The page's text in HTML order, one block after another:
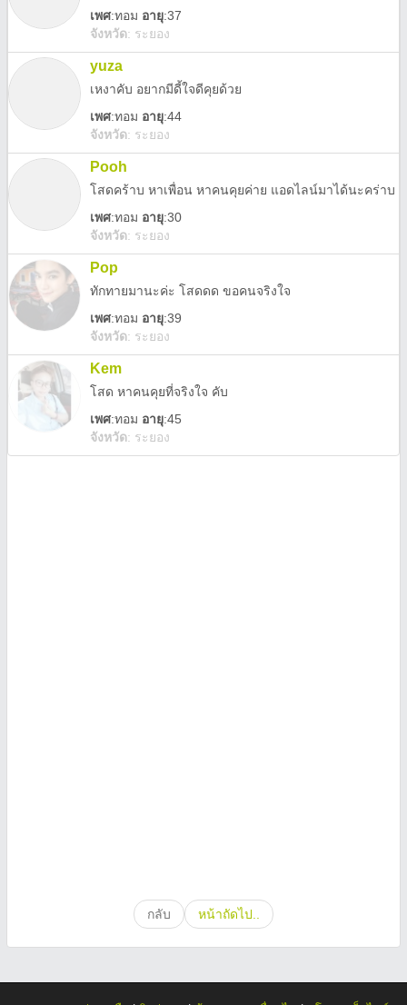
เพศ:ทอม อายุ:37
จังหวัด: ระยอง
yuza
เหงาคับ อยากมีดี้ใจดีคุยด้วย
เพศ:ทอม อายุ:44
จังหวัด: ระยอง
Pooh
โสดคร้าบ หาเพื่อน หาคนคุยค่าย แอดไลน์มาได้นะคร่าบ
เพศ:ทอม อายุ:30
จังหวัด: ระยอง
Pop
ทักทายมานะค่ะ โสดดด ขอคนจริงใจ
เพศ:ทอม อายุ:39
จังหวัด: ระยอง
Kem
โสด หาคนคุยที่จริงใจ คับ
เพศ:ทอม อายุ:45
จังหวัด: ระยอง
กลับ หน้าถัดไป..